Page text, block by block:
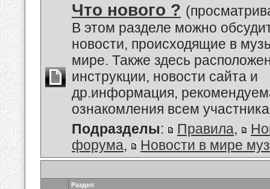
Что нового ?
В этом разделе можно
новости, происходящие в
мире. Также здесь
инструкции, новости сайта и
др.информация,
ознакомления всем
Подразделы: Правила,
форума, Новости в мире
Раздел